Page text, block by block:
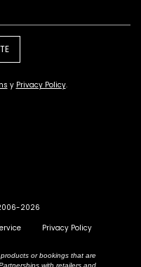
y Privacy Policy.
2026
Privacy Policy
or bookings that are
with retailers and